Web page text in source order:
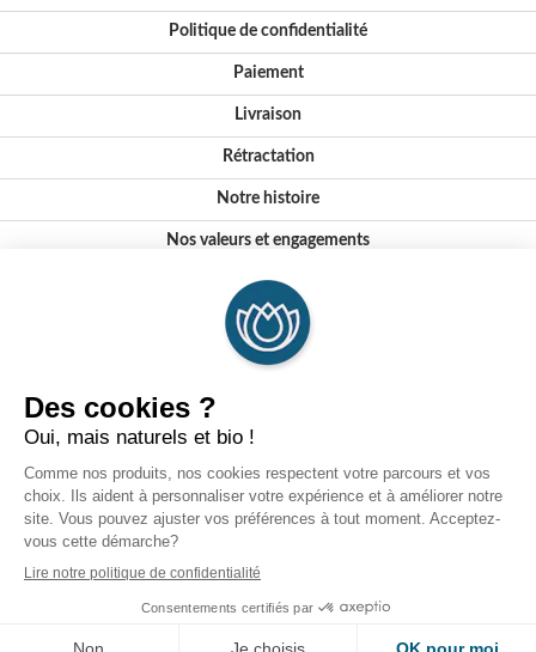
Politique de confidentialité
Paiement
Livraison
Rétractation
Notre histoire
Nos valeurs et engagements
Conseils
Où nous trouver ?
FAQ
Partenaires